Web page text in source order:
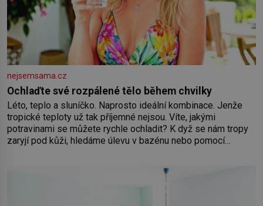
nejsemsama.cz
Ochlaďte své rozpálené tělo během chvilky
Léto, teplo a sluníčko. Naprosto ideální kombinace. Jenže
tropické teploty už tak příjemné nejsou. Víte, jakými
potravinami se můžete rychle ochladit? K dyž se nám tropy
zaryjí pod kůži, hledáme úlevu v bazénu nebo pomocí